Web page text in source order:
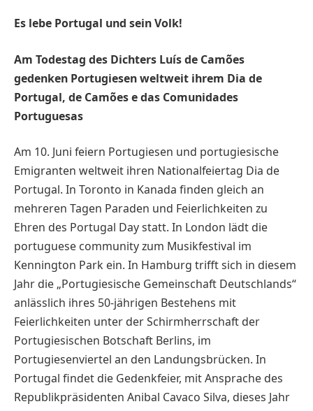
Es lebe Portugal und sein Volk!
Am Todestag des Dichters Luís de Camões
gedenken Portugiesen weltweit ihrem Dia de
Portugal, de Camões e das Comunidades
Portuguesas
Am 10. Juni feiern Portugiesen und portugiesische
Emigranten weltweit ihren Nationalfeiertag Dia de
Portugal. In Toronto in Kanada finden gleich an
mehreren Tagen Paraden und Feierlichkeiten zu
Ehren des Portugal Day statt. In London lädt die
portuguese community zum Musikfestival im
Kennington Park ein. In Hamburg trifft sich in diesem
Jahr die „Portugiesische Gemeinschaft Deutschlands“
anlässlich ihres 50-jährigen Bestehens mit
Feierlichkeiten unter der Schirmherrschaft der
Portugiesischen Botschaft Berlins, im
Portugiesenviertel an den Landungsbrücken. In
Portugal findet die Gedenkfeier, mit Ansprache des
Republikpräsidenten Anibal Cavaco Silva, dieses Jahr